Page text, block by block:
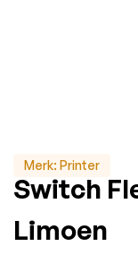
Merk: Printer
Switch
Limoen